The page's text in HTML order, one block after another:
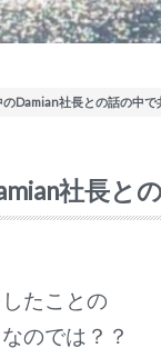
のDamian社長との話の中で
社長と
たことの
のでは？？